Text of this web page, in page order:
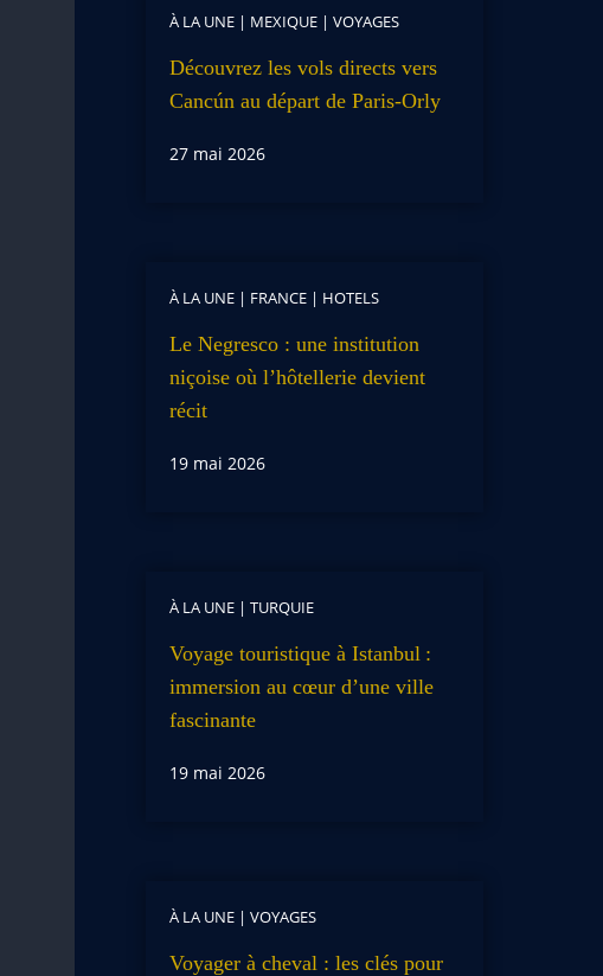
À LA UNE| MEXIQUE| VOYAGES
Découvrez les vols directs vers
Cancún au départ de Paris-Orly
27 mai 2026
À LA UNE| FRANCE| HOTELS
Le Negresco : une institution
niçoise où l’hôtellerie devient
récit
19 mai 2026
À LA UNE| TURQUIE
Voyage touristique à Istanbul :
immersion au cœur d’une ville
fascinante
19 mai 2026
À LA UNE| VOYAGES
Voyager à cheval : les clés pour